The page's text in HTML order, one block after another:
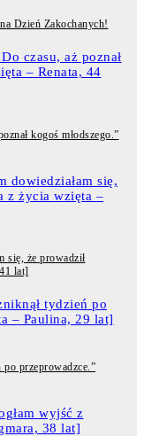
Dzień Zakochanych!
kogoś młodszego.”
się, że prowadził
lat]
po przeprowadzce.”